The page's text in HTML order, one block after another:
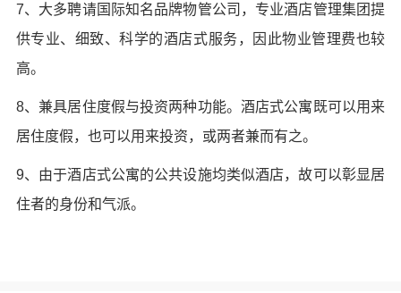
7、大多聘请国际知名品牌物管公司，专业酒店管理集团提
供专业、细致、科学的酒店式服务，因此物业管理费也较
高。
8、兼具居住度假与投资两种功能。酒店式公寓既可以用来
居住度假，也可以用来投资，或两者兼而有之。
9、由于酒店式公寓的公共设施均类似酒店，故可以彰显居
住者的身份和气派。